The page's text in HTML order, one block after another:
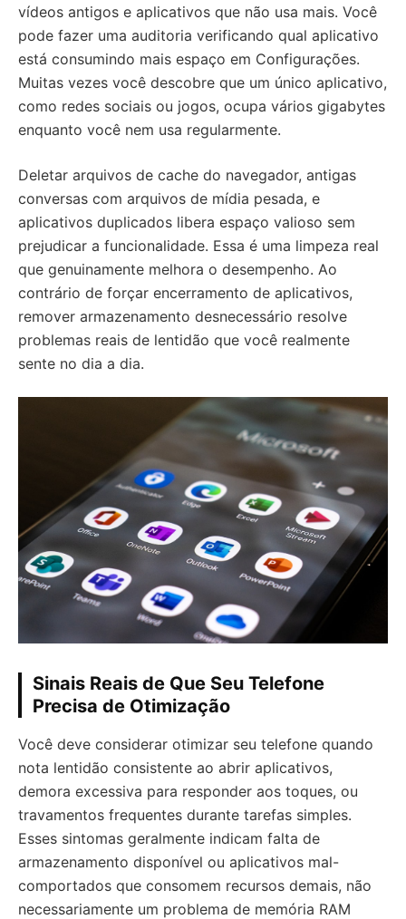
vídeos antigos e aplicativos que não usa mais. Você
pode fazer uma auditoria verificando qual aplicativo
está consumindo mais espaço em Configurações.
Muitas vezes você descobre que um único aplicativo,
como redes sociais ou jogos, ocupa vários gigabytes
enquanto você nem usa regularmente.
Deletar arquivos de cache do navegador, antigas
conversas com arquivos de mídia pesada, e
aplicativos duplicados libera espaço valioso sem
prejudicar a funcionalidade. Essa é uma limpeza real
que genuinamente melhora o desempenho. Ao
contrário de forçar encerramento de aplicativos,
remover armazenamento desnecessário resolve
problemas reais de lentidão que você realmente
sente no dia a dia.
Sinais Reais de Que Seu Telefone
Precisa de Otimização
Você deve considerar otimizar seu telefone quando
nota lentidão consistente ao abrir aplicativos,
demora excessiva para responder aos toques, ou
travamentos frequentes durante tarefas simples.
Esses sintomas geralmente indicam falta de
armazenamento disponível ou aplicativos mal-
comportados que consomem recursos demais, não
necessariamente um problema de memória RAM